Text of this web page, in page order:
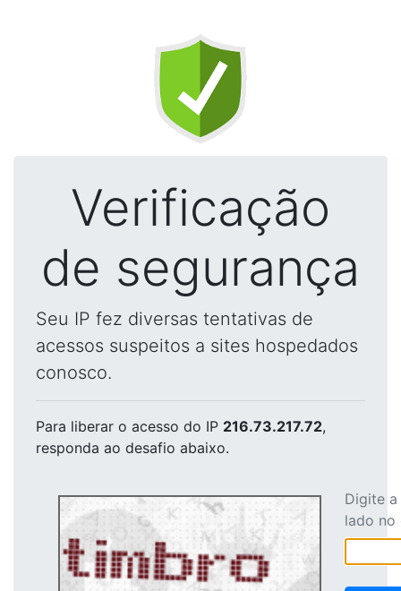
Verificação
de segurança
Seu IP fez diversas tentativas de
acessos suspeitos a sites hospedados
conosco.
Para liberar o acesso do IP 216.73.217.72,
responda ao desafio abaixo.
Digite
lado no